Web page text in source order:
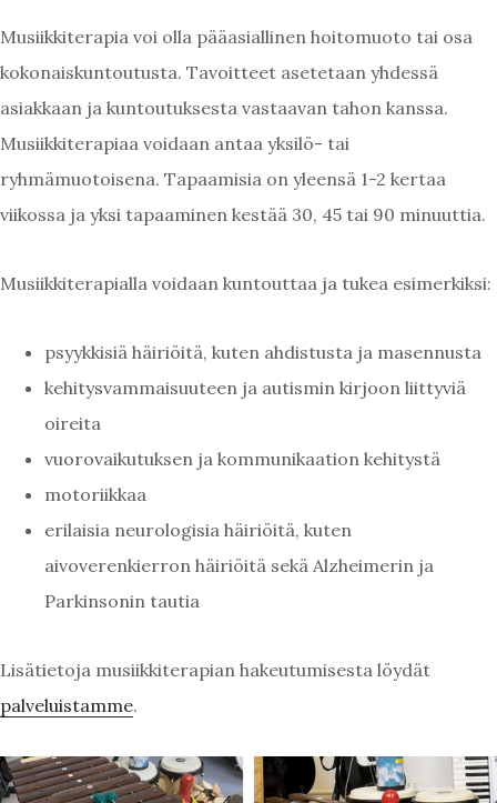
Musiikkiterapia voi olla pääasiallinen hoitomuoto tai osa
kokonaiskuntoutusta. Tavoitteet asetetaan yhdessä
asiakkaan ja kuntoutuksesta vastaavan tahon kanssa.
Musiikkiterapiaa voidaan antaa yksilö- tai
ryhmämuotoisena. Tapaamisia on yleensä 1-2 kertaa
viikossa ja yksi tapaaminen kestää 30, 45 tai 90 minuuttia.
Musiikkiterapialla voidaan kuntouttaa ja tukea esimerkiksi:
psyykkisiä häiriöitä, kuten ahdistusta ja masennusta
kehitysvammaisuuteen ja autismin kirjoon liittyviä
oireita
vuorovaikutuksen ja kommunikaation kehitystä
motoriikkaa
erilaisia neurologisia häiriöitä, kuten
aivoverenkierron häiriöitä sekä Alzheimerin ja
Parkinsonin tautia
Lisätietoja musiikkiterapian hakeutumisesta löydät
palveluistamme.